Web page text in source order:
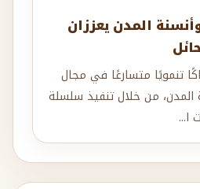
المدن يعززان
تنمويًا متسارعًا في مجال
المدن، من خلال تنفيذ سلسلة
ا...